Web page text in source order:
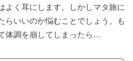
よく耳にします。しかしマタ旅に
らいいのか悩むことでしょう。も
体調を崩してしまったら…